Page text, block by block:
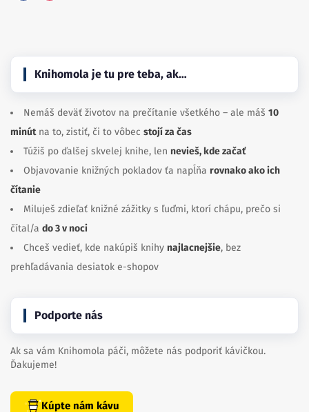
Knihomola je tu pre teba, ak…
Nemáš deväť životov na prečítanie všetkého – ale máš 10
minútna to, zistiť, či to vôbec stojí za čas
Túžiš po ďalšej skvelej knihe, len nevieš, kde začať
Objavovanie knižných pokladov ťa napĺňa rovnako ako ich
čítanie
Miluješ zdieľať knižné zážitky s ľuďmi, ktorí chápu, prečo si
čítal/a do 3 v noci
Chceš vedieť, kde nakúpiš knihy najlacnejšie, bez
prehľadávania desiatok e-shopov
Podporte nás
Ak sa vám Knihomola páči, môžete nás podporiť kávičkou.
Ďakujeme!
Kúpte nám kávu